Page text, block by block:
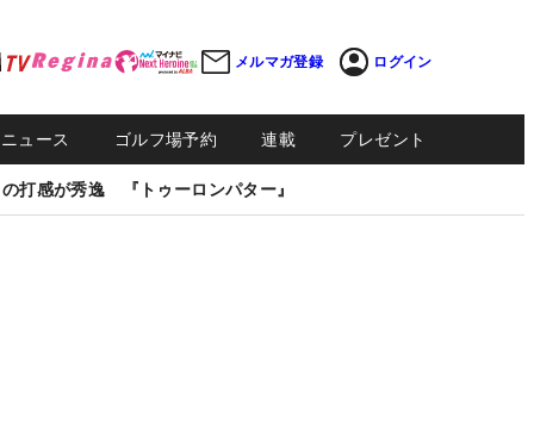
メルマガ登録 ログイン
ュース ゴルフ場予約 連載 プレゼント
打感が秀逸 『トゥーロンパター』